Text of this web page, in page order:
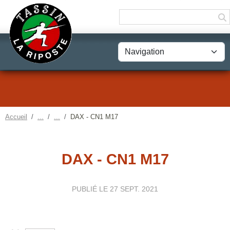
Accueil DAX - CN1 M17
DAX - CN1 M17
PUBLIÉ LE 27 SEPT. 2021
Panneau de gestion des cookies